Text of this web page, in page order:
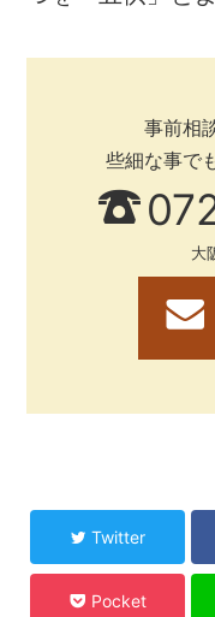
事前相
些細な事で
大
Twitter
Pocket